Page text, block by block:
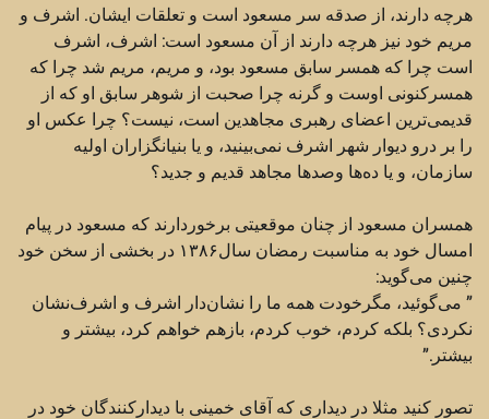
هرچه دارند، ‌از صدقه سر مسعود است و تعلقات ایشان. اشرف و
مریم خود نیز هرچه ‏دارند از آن مسعود است: اشرف، اشرف
است چرا که همسر سابق مسعود بود، و مریم، مریم شد چرا که
‏همسرکنونی اوست و گرنه چرا صحبت از شوهر سابق او که از
قدیمی‌ترین اعضای رهبری مجاهدین است،‌ ‏نیست؟ چرا عکس او
را بر درو دیوار شهر اشرف نمی‌بینید، و یا بنیانگزاران اولیه
سازمان، و یا ده‌ها وصدها ‏مجاهد قدیم و جدید؟
همسران مسعود از چنان موقعیتی برخوردارند که مسعود در پیام
امسال خود به مناسبت رمضان سال۱۳۸۶ در ‏بخشی از سخن خود
چنین می‌گوید:‏
‏” می‌گوئید، مگرخودت همه ما را نشان‌دار اشرف و اشرف‌نشان
نکردی؟ بلکه کردم، خوب کردم، بازهم خواهم ‏کرد، بیشتر و
بیشتر.”‏
تصور کنید مثلا در دیداری که آقای خمینی با دیدارکنندگان خود در